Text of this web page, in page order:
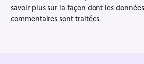
n
savoir plus sur la façon dont les
commentaires sont traitées.